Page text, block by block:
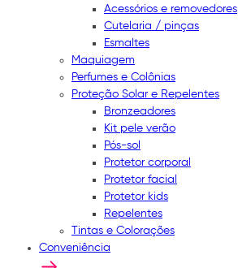
Acessórios e removedores
Cutelaria / pinças
Esmaltes
Maquiagem
Perfumes e Colônias
Proteção Solar e Repelentes
Bronzeadores
Kit pele verão
Pós-sol
Protetor corporal
Protetor facial
Protetor kids
Repelentes
Tintas e Colorações
Conveniência